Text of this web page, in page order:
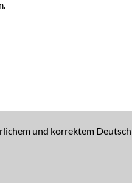
und korrektem